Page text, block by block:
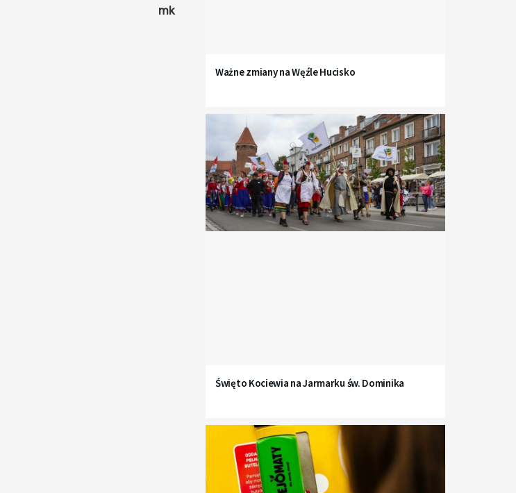
mk
Ważne zmiany na Węźle Hucisko
Święto Kociewia na Jarmarku św. Dominika